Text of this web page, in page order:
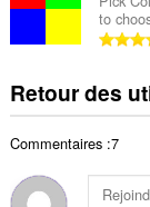
to
Retour des
Commentaires :7